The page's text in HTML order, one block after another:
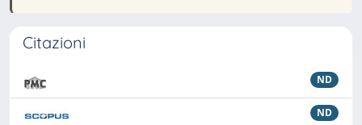
Citazioni
ND
ND